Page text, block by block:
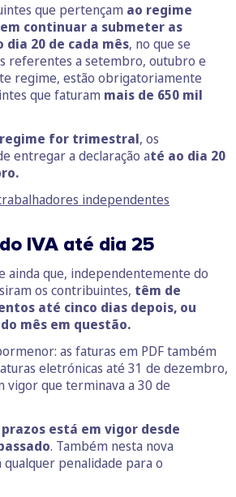
que pertençam ao regime
continuar a submeter as
20 de cada mês, no que se
referentes a setembro, outubro e
regime, estão obrigatoriamente
que faturam mais de 650 mil
regime for trimestral, os
entregar a declaração até ao dia 20
independentes
IVA até dia 25
ainda que, independentemente do
os contribuintes, têm de
até cinco dias depois, ou
mês em questão.
as faturas em PDF também
eletrónicas até 31 de dezembro,
vigor que terminava a 30 de
está em vigor desde
. Também nesta nova
penalidade para o